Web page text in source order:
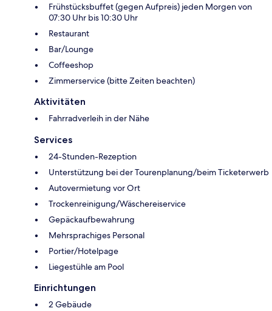
Frühstücksbuffet (gegen Aufpreis) jeden Morgen von
07:30 Uhr bis 10:30 Uhr
Restaurant
Bar/Lounge
Coffeeshop
Zimmerservice (bitte Zeiten beachten)
Aktivitäten
Fahrradverleih in der Nähe
Services
24-Stunden-Rezeption
Unterstützung bei der Tourenplanung/beim Ticketerwerb
Autovermietung vor Ort
Trockenreinigung/Wäschereiservice
Gepäckaufbewahrung
Mehrsprachiges Personal
Portier/Hotelpage
Liegestühle am Pool
Einrichtungen
2 Gebäude